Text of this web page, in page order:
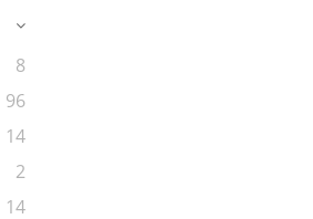
8
96
14
2
14